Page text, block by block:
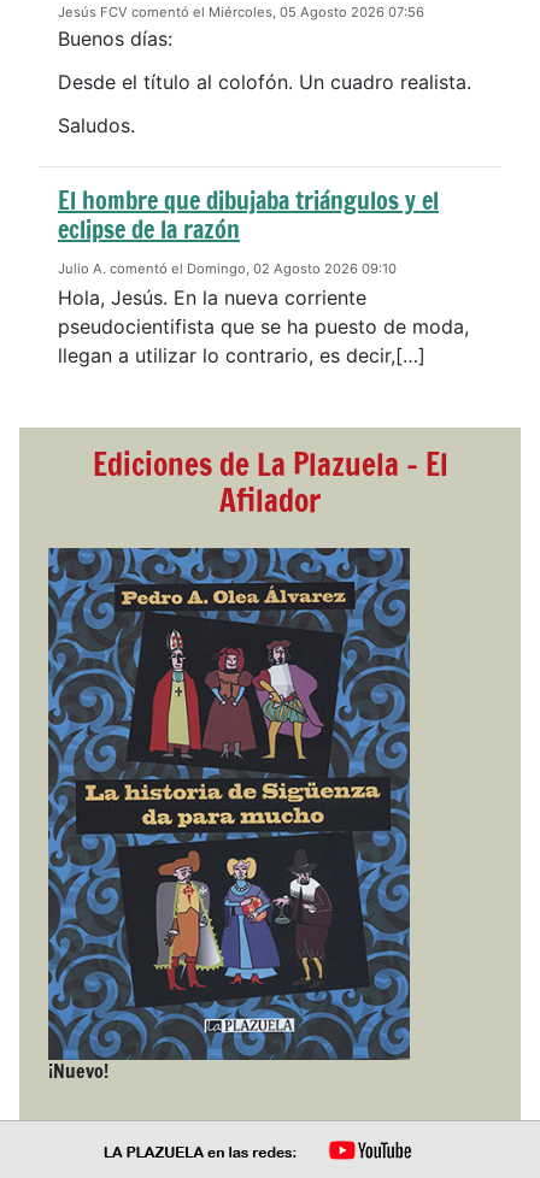
Jesús FCV comentó el Miércoles, 05 Agosto 2026 07:56
Buenos días:
Desde el título al colofón. Un cuadro realista.
Saludos.
El hombre que dibujaba triángulos y el
eclipse de la razón
Julio A. comentó el Domingo, 02 Agosto 2026 09:10
Hola, Jesús. En la nueva corriente
pseudocientifista que se ha puesto de moda,
llegan a utilizar lo contrario, es decir,[…]
Ediciones de La Plazuela - El
Afilador
¡Nuevo!